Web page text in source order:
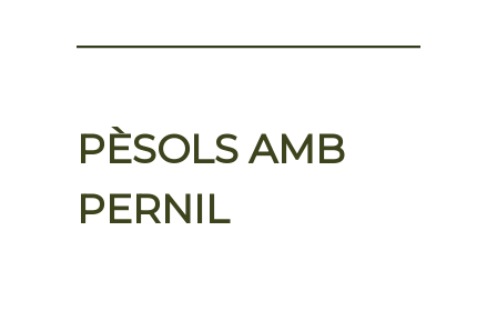
PÈSOLS AMB
PERNIL